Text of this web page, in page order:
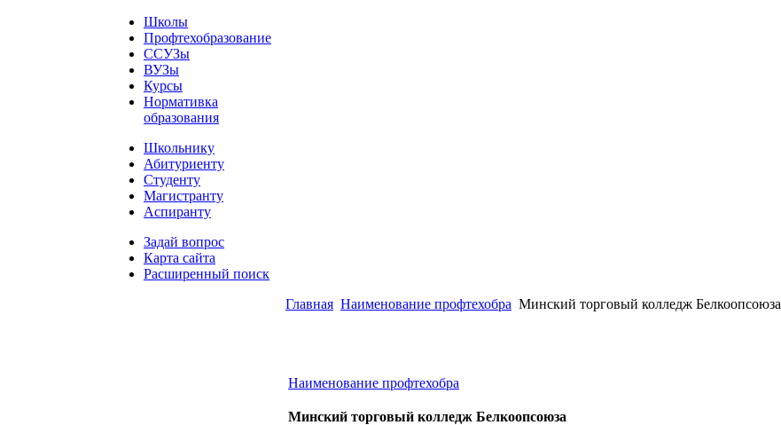
Школы
Профтехобразование
ССУЗы
ВУЗы
Курсы
Нормативка
образования
Школьнику
Абитуриенту
Студенту
Магистранту
Аспиранту
Задай вопрос
Карта сайта
Расширенный поиск
Главная Наименование профтехобра Минский торговый колледж Белкоопсоюза
Наименование профтехобра
Минский торговый колледж Белкоопсоюза